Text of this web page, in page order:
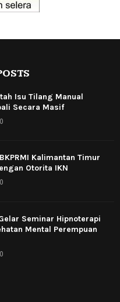
Isu Tilang Manual
Secara Masif
0
Kalimantan Timur
Otorita IKN
0
Seminar Hipnoterapi
Mental Perempuan
0